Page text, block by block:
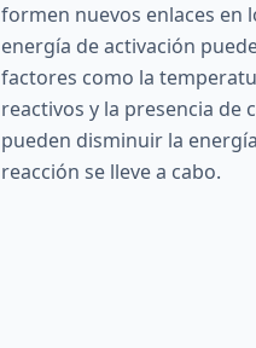
formen nuevos enlaces en
energía de activación
factores como la
reactivos y la presencia de
pueden disminuir la
reacción se lleve a cabo.